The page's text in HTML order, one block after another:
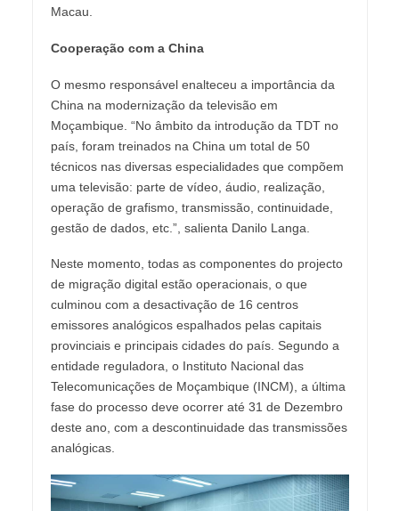
Macau.
Cooperação com a China
O mesmo responsável enalteceu a importância da
China na modernização da televisão em
Moçambique. “No âmbito da introdução da TDT no
país, foram treinados na China um total de 50
técnicos nas diversas especialidades que compõem
uma televisão: parte de vídeo, áudio, realização,
operação de grafismo, transmissão, continuidade,
gestão de dados, etc.”, salienta Danilo Langa.
Neste momento, todas as componentes do projecto
de migração digital estão operacionais, o que
culminou com a desactivação de 16 centros
emissores analógicos espalhados pelas capitais
provinciais e principais cidades do país. Segundo a
entidade reguladora, o Instituto Nacional das
Telecomunicações de Moçambique (INCM), a última
fase do processo deve ocorrer até 31 de Dezembro
deste ano, com a descontinuidade das transmissões
analógicas.